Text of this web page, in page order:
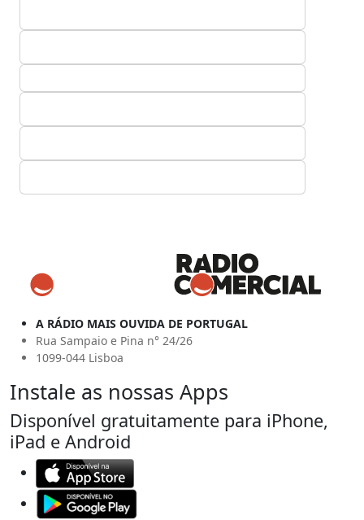
A RÁDIO MAIS OUVIDA DE PORTUGAL
Rua Sampaio e Pina n° 24/26
1099-044 Lisboa
Instale as nossas Apps
Disponível gratuitamente para iPhone,
iPad e Android